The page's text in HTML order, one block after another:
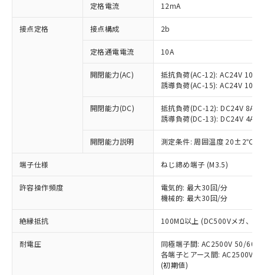
定格電流 12mA
接点定格 接点構成 2b
定格通電電流 10A
開閉能力(AC)
抵抗負荷(AC-12): AC24V 10A/
誘導負荷(AC-15): AC24V
開閉能力(DC)
抵抗負荷(DC-12): DC24V 8A/
誘導負荷(DC-13): DC24V 4A/
開閉能力説明 測定条件: 周囲温度 20±2℃、
端子仕様 ねじ締め端子 (M3.5)
許容操作頻度
電気的: 最大30回/分
機械的: 最大30回/分
絶縁抵抗 100MΩ以上 (DC500Vメガ、点
耐電圧
同極端子間: AC2500V 50/
各端子とアース間: AC2500V
(初期値)
ご利用条件
以下の条件をお読みいただき、同意のうえ
ご利用ください。
本サービスは、当社制御機器事業取扱
商品の当社在庫状況および標準価格
(税抜)を提供させていただくもので
当社制御機器事業取扱商品の中には、
本サービスの対象外となる商品もある
ことをご了承ください。
在庫状況および標準価格照会結果は、
記載している更新日時点での社内デー
タに基づき作成されるものであり、閲
覧された時点での実際の在庫および標
準価格とは異なる場合があることをご
対応済み：EU RoHS指令（10物質）の
非含有に対応した製品が提供可能な商品で
す。
対応予定：EU RoHS指令（10物質）の非含
有に対応した製品に切り替える予定のある
対応予定なし：EU RoHS指令（10物質）の
非含有に非対応の商品で、対応品を出す予
定はありません。
調査・確認中：EU RoHS指令（10物質）の
非含有の対応状況を調査中または確認中の
非該当品：ライセンス料など無形物で、有
害物質有無と関係のない商品です。
仕入先様の事情により、非含有部品として
いたものが、含有品と判明した場合などや
むを得ず変更することがあります。
六価クロム(Cr(Ⅵ)) 1000ppm以下、ポリ臭化ビフェニル
類(PBB) 1000ppm以下、ポリ臭化ジフェニルエーテル類
「○」：最大均質材料含有率が中国RoHSの
基準値以下であることを示します。
「×」：最大均質材料含有率が中国RoHSの
基準値を超えていることを示します。
「－」：未確認です。当社販売部門へお問
*中国RoHS10物質の基準値 (GB/T26572)：
Pb(鉛) :1000ppm、 Hg(水銀) : 1000ppm、 Cd(カドミウ
Cr(Ⅵ)(六価クロム) : 1000ppm、 PBBs(ポリ臭化ビフェ
当社は、これら貴社製品のうち、外国
為替および外国貿易法に定める商品
（以下｢規制貨物等」という）を輸出
または国外への提供する場合は、日本
国政府の輸出許可(または役務取引許
可)を取得するなどの必要な手続きを